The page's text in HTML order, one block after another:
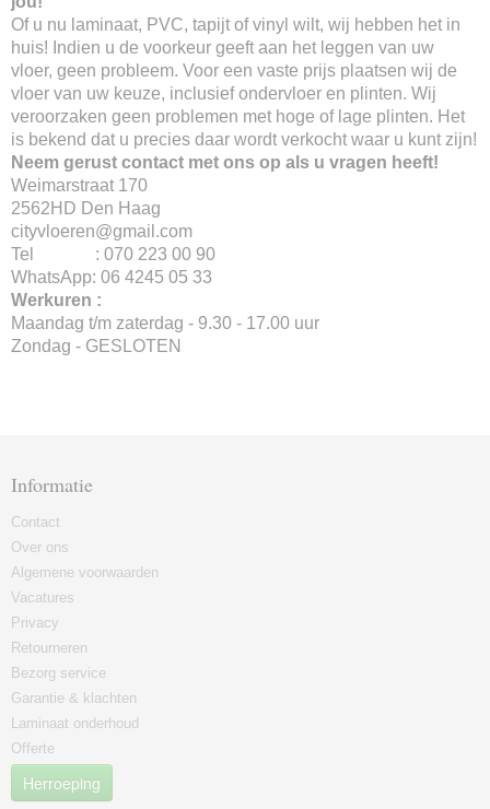
Of u nu laminaat, PVC, tapijt of vinyl wilt, wij hebben het in
huis! Indien u de voorkeur geeft aan het leggen van uw
vloer, geen probleem. Voor een vaste prijs plaatsen wij de
vloer van uw keuze, inclusief ondervloer en plinten. Wij
veroorzaken geen problemen met hoge of lage plinten. Het
is bekend dat u precies daar wordt verkocht waar u kunt zijn!
Neem gerust contact met ons op als u vragen heeft!
Weimarstraat 170
2562HD Den Haag
cityvloeren@gmail.com
Tel : 070 223 00 90
WhatsApp: 06 4245 05 33
Werkuren :
Maandag t/m zaterdag - 9.30 - 17.00 uur
Zondag - GESLOTEN
Informatie
Contact
Over ons
Algemene voorwaarden
Vacatures
Privacy
Retourneren
Bezorg service
Garantie & klachten
Laminaat onderhoud
Offerte
Herroeping